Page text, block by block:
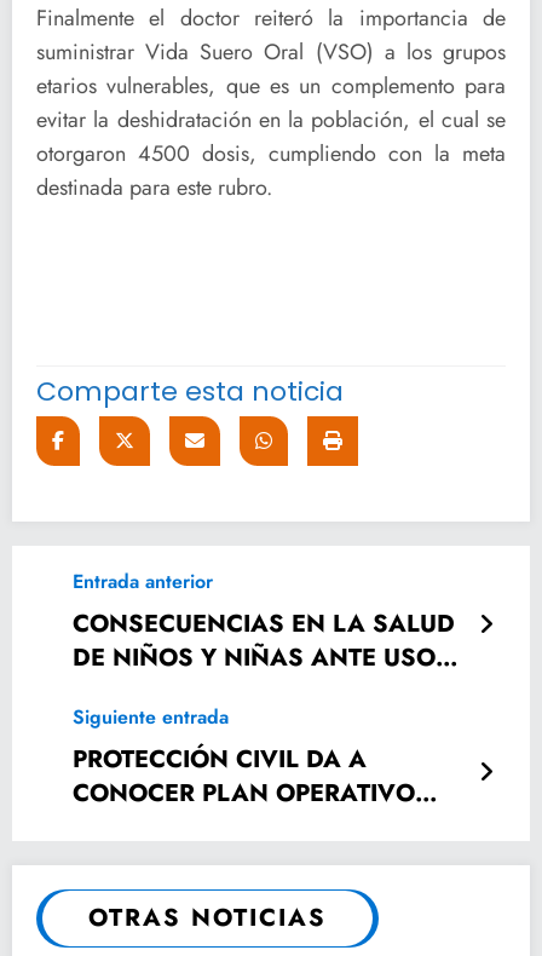
Finalmente el doctor reiteró la importancia de
suministrar Vida Suero Oral (VSO) a los grupos
etarios vulnerables, que es un complemento para
evitar la deshidratación en la población, el cual se
otorgaron 4500 dosis, cumpliendo con la meta
destinada para este rubro.
Comparte esta noticia
Entrada anterior
CONSECUENCIAS EN LA SALUD
DE NIÑOS Y NIÑAS ANTE USO
DIGITALES
Siguiente entrada
PROTECCIÓN CIVIL DA A
CONOCER PLAN OPERATIVO
OTRAS NOTICIAS